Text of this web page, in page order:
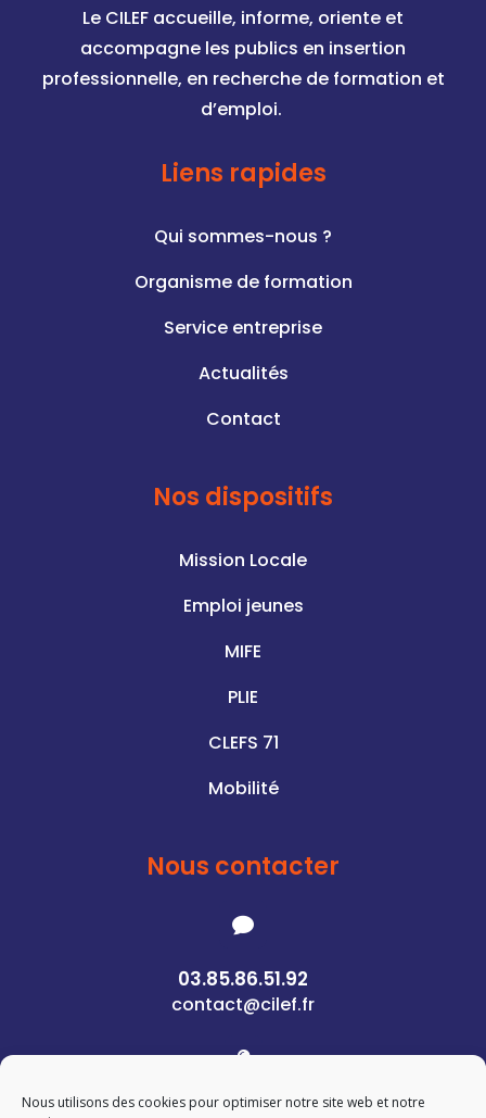
Nous utilisons des cookies pour optimiser notre site web et notre
Le CILEF accueille, informe, oriente et
accompagne les publics en insertion
professionnelle, en recherche de formation et
d’emploi.
Liens rapides
Qui sommes-nous ?
Organisme de formation
Service entreprise
Actualités
Contact
Nos dispositifs
Mission Locale
Emploi jeunes
MIFE
PLIE
CLEFS 71
Mobilité
Nous contacter

03.85.86.51.92
contact@cilef.fr
